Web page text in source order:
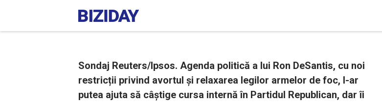
Sondaj Reuters/Ipsos. Agenda politică a lui Ron DeSantis, cu noi
restricții privind avortul și relaxarea legilor armelor de foc, l-ar
putea ajuta să câștige cursa internă în Partidul Republican, dar îi